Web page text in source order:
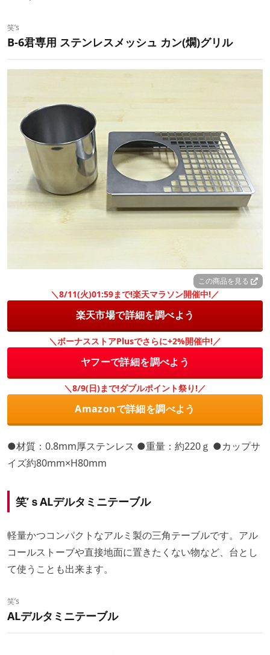
笑’s
B-6君専用 ステンレスメッシュ カン(燗)グリル
この商品を見る
＼8/11(火)01:59まで!楽天マラソン開催中!／
楽天市場で詳細を調べよう
＼ボーナスストアPlusでさらに+2%開催中!／
ヤフーで詳細を調べよう
＼8/9(日)まで!ダブルポイント祭り!／
Amazonで詳細を調べよう
●材質：0.8mm厚ステンレス ●重量：約220ｇ ●カップサ
イズ約80mm×H80mm
笑’ｓALデルタミニテーブル
軽量かつコンパクトなアルミ製の三角テーブルです。アル
コールストーブや直接地面に置きたくない物など、台とし
て使うことも出来ます。
笑’s
ALデルタミニテーブル